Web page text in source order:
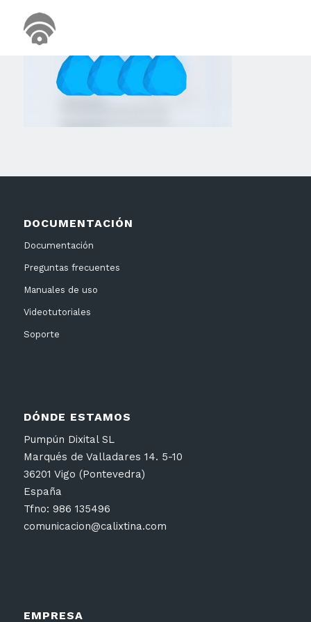
DOCUMENTACIÓN
Documentación
Preguntas frecuentes
Manuales de uso
Videotutoriales
Soporte
DÓNDE ESTAMOS
Pumpún Dixital SL
Marqués de Valladares 14. 5-10
36201 Vigo (Pontevedra)
España
Tfno: 986 135496
comunicacion@calixtina.com
EMPRESA